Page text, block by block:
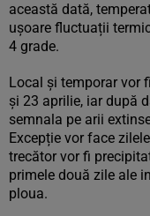
această dată,
ușoare fluctuații
4 grade.
Local și temporar vor
și 23 aprilie, iar după
semnala pe arii
Excepție vor face
trecător vor fi
primele două zile ale
ploua.